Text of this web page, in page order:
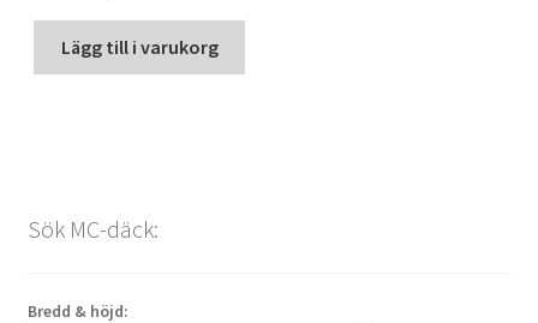
Lägg till i varukorg
Sök MC-däck:
Bredd & höjd: